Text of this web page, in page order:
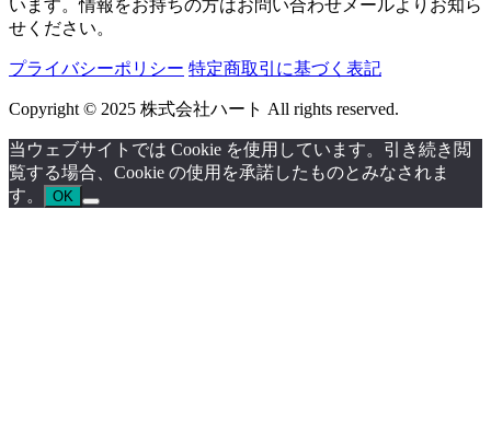
います。情報をお持ちの方はお問い合わせメールよりお知ら
せください。
プライバシーポリシー 特定商取引に基づく表記
Copyright © 2025 株式会社ハート All rights reserved.
当ウェブサイトでは Cookie を使用しています。引き続き閲
覧する場合、Cookie の使用を承諾したものとみなされま
す。
OK